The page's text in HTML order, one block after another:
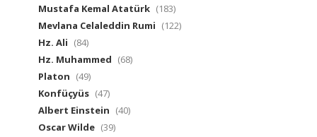
Mustafa Kemal Atatürk (183)
Mevlana Celaleddin Rumi (122)
Hz. Ali (84)
Hz. Muhammed (68)
Platon (49)
Konfüçyüs (47)
Albert Einstein (40)
Oscar Wilde (39)